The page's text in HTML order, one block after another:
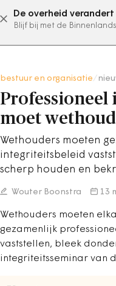
De overheid verandert
Blijf bij met de
bestuur en organisatie
moet
Wethouders moeten
integriteitsbeleid
scherp houden en
Wouter Boonstra 13
Wethouders moeten
gezamenlijk
vaststellen, bleek
integriteitsseminar van